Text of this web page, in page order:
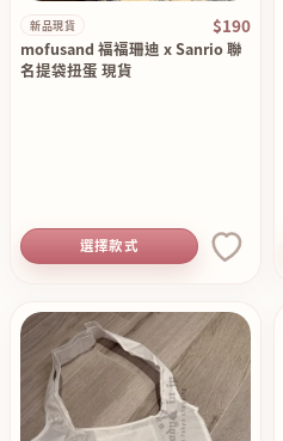
新品現貨 $190
mofusand 福福珊迪 x Sanrio 聯
名提袋扭蛋 現貨
選擇款式